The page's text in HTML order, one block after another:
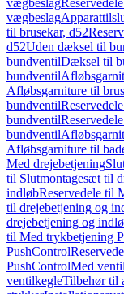
vægbeslag
vægbeslag
til brusekar, d52
d52Uden dæksel til
bundventilDæksel til
bundventil
Afløbsgarniture til
bundventil
bundventil
bundventil
Afløbsgarniture til
Med drejebetjening
til Slutmontagesæt til
indløbReservedele til
til drejebetjening og
drejebetjening og
til Med trykbetjening
PushControl
PushControlMed
ventilkegleTilbehør til